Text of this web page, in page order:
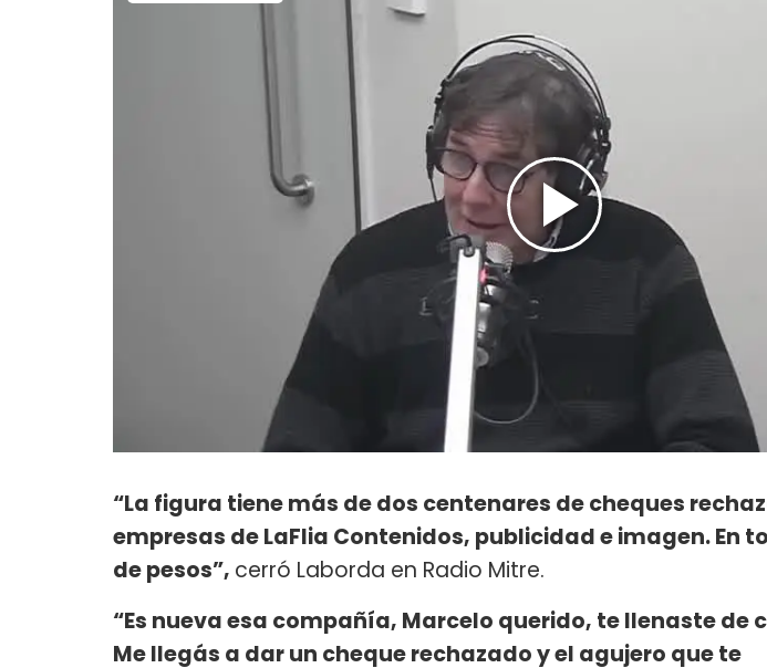
“La figura tiene más de dos centenares de cheques
empresas de LaFlia Contenidos, publicidad e imagen. En
de pesos”, cerró Laborda en Radio Mitre.
“Es nueva esa compañía, Marcelo querido, te llenaste de
Me llegás a dar un cheque rechazado y el agujero que te